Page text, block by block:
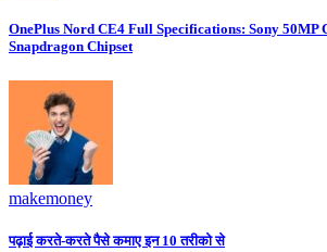
OnePlus Nord CE4 Full Specifications: Sony 50MP
Snapdragon Chipset
makemoney
पढ़ाई करते-करते पैसे कमाए इन 10 तरीको से